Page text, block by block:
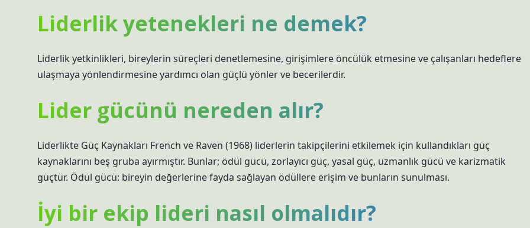
Liderlik yetenekleri ne demek?
Liderlik yetkinlikleri, bireylerin süreçleri denetlemesine, girişimlere öncülük etmesine ve çalışanları hedeflere
ulaşmaya yönlendirmesine yardımcı olan güçlü yönler ve becerilerdir.
Lider gücünü nereden alır?
Liderlikte Güç Kaynakları French ve Raven (1968) liderlerin takipçilerini etkilemek için kullandıkları güç
kaynaklarını beş gruba ayırmıştır. Bunlar; ödül gücü, zorlayıcı güç, yasal güç, uzmanlık gücü ve karizmatik
güçtür. Ödül gücü: bireyin değerlerine fayda sağlayan ödüllere erişim ve bunların sunulması.
İyi bir ekip lideri nasıl olmalıdır?